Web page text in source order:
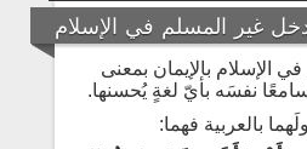
غير المسلم في الإسلام
الإسلام بالإيمان بمعنى
سامعًا نفسَه بأيّ لغةٍ يُحسنها.
بالعربية فهما: